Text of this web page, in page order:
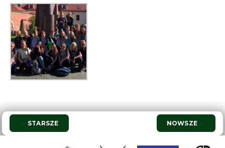
Nawigacja
wpisu
← STARSZE NOWSZE →